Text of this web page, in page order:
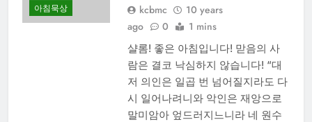
아침묵상 kcbmc
10 years
ago
0 1 mins
샬롬! 좋은 아침입니다! 맏음의 사
람은 결코 낙심하지 않습니다! “대
저 의인은 일곱 번 넘어질지라도 다
시 일어나려니와 악인은 재앙으로
말미암아 엎드러지느니라 네 원수